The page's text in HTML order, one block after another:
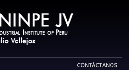
CONTÁCTANOS